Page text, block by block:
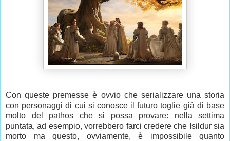
Con queste premesse è ovvio che serializzare una storia
con personaggi di cui si conosce il futuro toglie già di base
molto del pathos che si possa provare: nella settima
puntata, ad esempio, vorrebbero farci credere che Isildur sia
morto ma questo, ovviamente, è impossibile quanto